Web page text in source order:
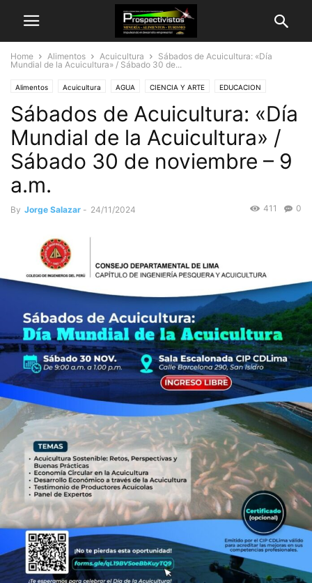
Home Alimentos Acuicultura
Sábados de Acuicultura: «Día
Mundial de la Acuicultura» / Sábado 30 de...
Alimentos Acuicultura AGUA CIENCIA Y ARTE EDUCACION
INGENIERIA Nutrición Pesquería
Sábados de Acuicultura: «Día
Mundial de la Acuicultura» /
Sábado 30 de noviembre – 9
a.m.
By Jorge Salazar - 24/11/2024 0
411